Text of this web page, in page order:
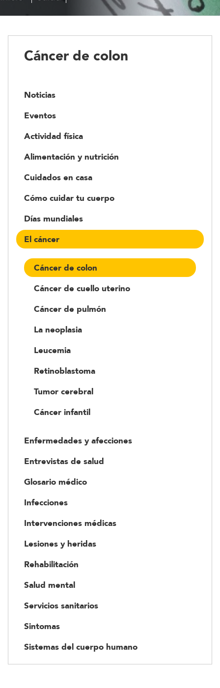
cáncer
Cáncer de colon
Noticias
Eventos
Actividad física
Alimentación y nutrición
Cuidados en casa
Cómo cuidar tu cuerpo
Días mundiales
El cáncer
Cáncer de colon
Cáncer de cuello uterino
Cáncer de pulmón
La neoplasia
Leucemia
Retinoblastoma
Tumor cerebral
Cáncer infantil
Enfermedades y afecciones
Entrevistas de salud
Glosario médico
Infecciones
Intervenciones médicas
Lesiones y heridas
Rehabilitación
Salud mental
Servicios sanitarios
Sintomas
Sistemas del cuerpo humano